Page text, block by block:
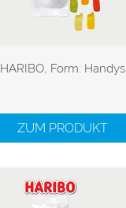
HARIBO, Form: Handys
ZUM PRODUKT